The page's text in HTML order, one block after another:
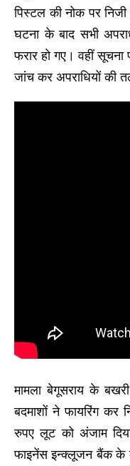
पिस्टल की नोक पर
घटना के बाद सभी
फरार हो गए। वहीं
जांच कर अपराधियों की
मामला बेगूसराय के
बदमाशों ने फायरिंग कर
रुपए लूट को अंजाम
फाइनेंस इन्क्लूजन बैंक के